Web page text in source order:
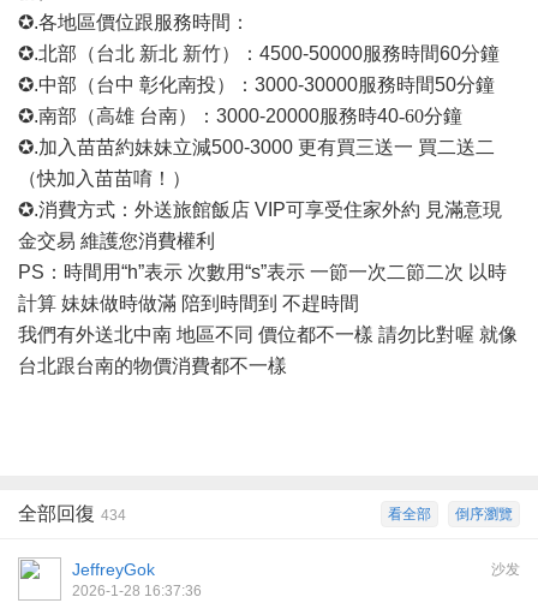
✪.各地區價位跟服務時間：
✪.北部（台北 新北 新竹）：4500-50000服務時間60分鐘
✪.中部（台中 彰化南投）：3000-30000服務時間50分鐘
✪.南部（高雄 台南）：3000-20000服務時40-60分鐘
✪.加入苗苗約妹妹立減500-3000 更有買三送一 買二送二
（快加入苗苗唷！）
✪.消費方式：外送旅館飯店 VIP可享受住家外約 見滿意現
金交易 維護您消費權利
PS：時間用“h”表示 次數用“s”表示 一節一次二節二次 以時
計算 妹妹做時做滿 陪到時間到 不趕時間
我們有外送北中南 地區不同 價位都不一樣 請勿比對喔 就像
台北跟台南的物價消費都不一樣
倒序瀏覽
看全部
全部回復 434
沙发
JeffreyGok
2026-1-28 16:37:36